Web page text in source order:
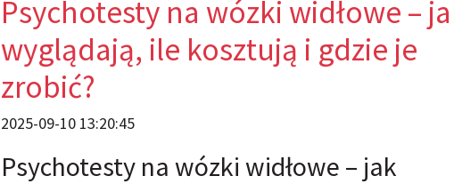
Psychotesty na wózki widłowe –
wyglądają, ile kosztują i gdzie je
zrobić?
2025-09-10 13:20:45
Psychotesty na wózki widłowe – jak